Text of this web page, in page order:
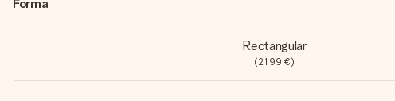
Forma
Rectangular
(21,99 €)